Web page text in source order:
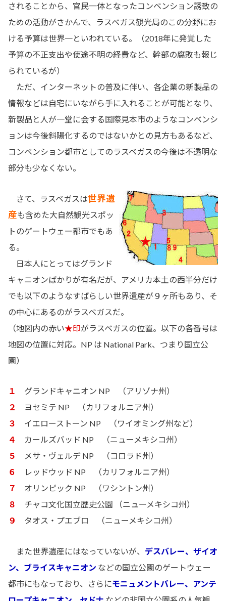
されることから、官民一体となったコンベンション誘致の
ための活動がさかんで、ラスベガス観光局のこの分野にお
ける予算は世界一といわれている。（2018年に発覚した
予算の不正支出や使途不明の経費など、幹部の腐敗も報じ
られているが）
ただ、インターネットの普及に伴い、各企業の新製品の
情報などは自宅にいながら手に入れることが可能となり、
新製品と人が一堂に会する国際見本市のようなコンベンシ
ョンは今後斜陽化するのではないかとの見方もあるなど、
コンベンション都市としてのラスベガスの今後は不透明な
部分も少なくない。
さて、ラスベガスは世界遺
産も含めた大自然観光スポッ
トのゲートウェー都市でもあ
る。
日本人にとってはグランド
キャニオンばかりが有名だが、アメリカ本土の西半分だけ
でも以下のようなすばらしい世界遺産が９ヶ所もあり、そ
の中心にあるのがラスベガスだ。
（地図内の赤い★印がラスベガスの位置。以下の各番号は
地図の位置に対応。NP は National Park、つまり国立公
園）
１
グランドキャニオン NP （アリゾナ州）
２
ヨセミテ NP （カリフォルニア州）
３
イエローストーン NP （ワイオミング州など）
４
カールズバッド NP （ニューメキシコ州）
５
メサ・ヴェルデ NP （コロラド州）
６
レッドウッド NP （カリフォルニア州）
７
オリンピック NP （ワシントン州）
８
チャコ文化国立歴史公園 （ニューメキシコ州）
９
タオス・プエブロ （ニューメキシコ州）
また世界遺産にはなっていないが、 デスバレー、ザイオ
ン、ブライスキャニオン などの国立公園のゲートウェー
都市にもなっており、さらにモニュメントバレー、アンテ